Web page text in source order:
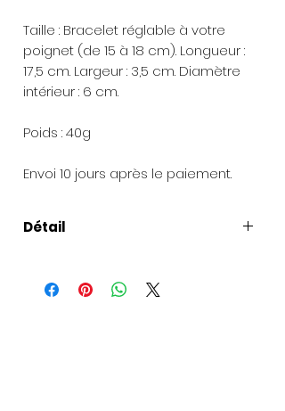
Taille : Bracelet réglable à votre
poignet (de 15 à 18 cm). Longueur :
17,5 cm. Largeur : 3,5 cm. Diamètre
intérieur : 6 cm.
Poids : 40g
Envoi 10 jours après le paiement.
Détail
poignet (de 15 à 18 cm). Longueur :
17,5 cm. Largeur : 3,5 cm. Diamètre